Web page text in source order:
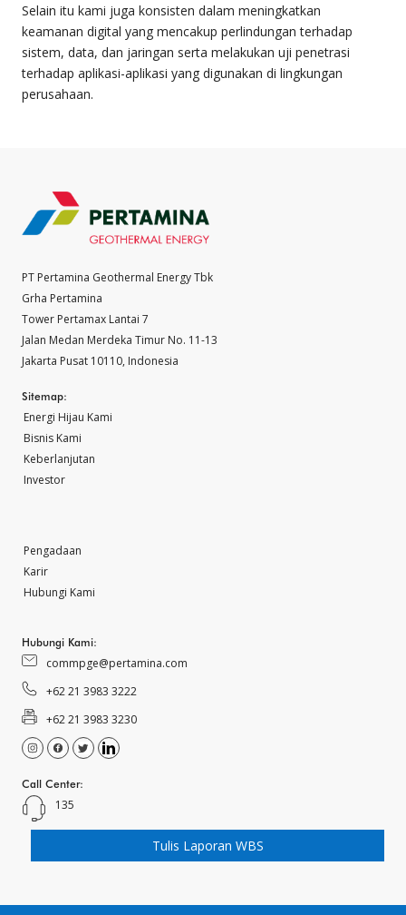
Selain itu kami juga konsisten dalam meningkatkan
keamanan digital yang mencakup perlindungan terhadap
sistem, data, dan jaringan serta melakukan uji penetrasi
terhadap aplikasi-aplikasi yang digunakan di lingkungan
perusahaan.
PT Pertamina Geothermal Energy Tbk
Grha Pertamina
Tower Pertamax Lantai 7
Jalan Medan Merdeka Timur No. 11-13
Jakarta Pusat 10110, Indonesia
Sitemap:
Energi Hijau Kami
Bisnis Kami
Keberlanjutan
Investor
Pengadaan
Karir
Hubungi Kami
Hubungi Kami:
commpge@pertamina.com
+62 21 3983 3222
+62 21 3983 3230
Call Center:
135
Tulis Laporan WBS